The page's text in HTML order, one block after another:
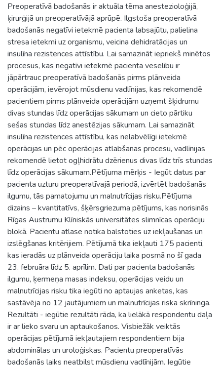
Preoperatīvā badošanās ir aktuāla tēma anestezioloģijā,
ķirurģijā un preoperatīvājā aprūpē. Ilgstoša preoperatīvā
badošanās negatīvi ietekmē pacienta labsajūtu, palielina
stresa ietekmi uz organismu, veicina dehidratācijas un
insulīna rezistences attīstību. Lai samazināt iepriekš minētos
procesus, kas negatīvi ietekmē pacienta veselību ir
jāpārtrauc preoperatīvā badošanās pirms plānveida
operācijām, ievērojot mūsdienu vadlīnijas, kas rekomendē
pacientiem pirms plānveida operācijām uzņemt šķidrumu
divas stundas līdz operācijas sākumam un cieto pārtiku
sešas stundas līdz anestēzijas sākumam. Lai samazināt
insulīna rezistences attīstību, kas nelabvēlīgi ietekmē
operācijas un pēc operācijas atlabšanas procesu, vadlīnijas
rekomendē lietot ogļhidrātu dzērienus divas līdz trīs stundas
līdz operācijas sākumam.Pētījuma mērķis - Iegūt datus par
pacienta uzturu preoperatīvajā periodā, izvērtēt badošanās
ilgumu, tās pamatojumu un malnutrīcijas risku.Pētījuma
dizains – kvantitatīvs, šķērsgriezuma pētījums, kas norisinās
Rīgas Austrumu Klīniskās universitātes slimnīcas operāciju
blokā. Pacientu atlase notika balstoties uz iekļaušanas un
izslēgšanas kritērijiem. Pētījumā tika iekļauti 175 pacienti,
kas ieradās uz plānveida operāciju laika posmā no šī gada
23. februāra līdz 5. aprīlim. Dati par pacienta badošanās
ilgumu, ķermeņa masas indeksu, operācijas veidu un
malnutrīcijas risku tika iegūti no aptaujas anketas, kas
sastāvēja no 12 jautājumiem un malnutrīcijas riska skrīninga.
Rezultāti - iegūtie rezultāti rāda, ka lielākā respondentu daļa
ir ar lieko svaru un aptaukošanos. Visbiežāk veiktās
operācijas pētījumā iekļautajiem respondentiem bija
abdominālas un uroloģiskas. Pacientu preoperatīvās
badošanās laiks neatbilst mūsdienu vadlīnijām. Iegūtie